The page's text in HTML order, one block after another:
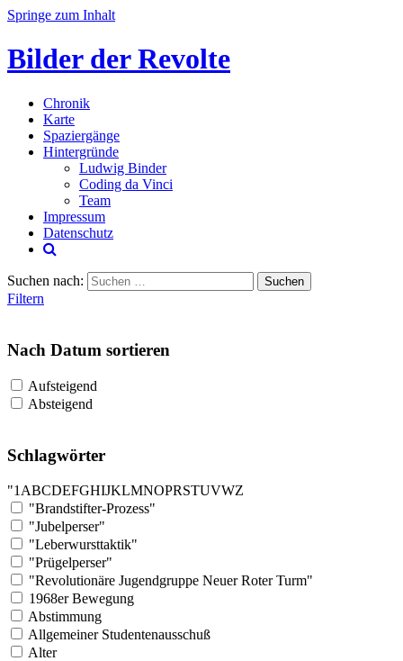
Springe zum Inhalt
Bilder der Revolte
Chronik
Karte
Spaziergänge
Hintergründe
Ludwig Binder
Coding da Vinci
Team
Impressum
Datenschutz
Suchen nach:
Filtern
Nach Datum sortieren
Aufsteigend
Absteigend
Schlagwörter
"1 ABCDEFGHIJKLMNOPRSTUVWZ
"Brandstifter-Prozess"
"Jubelperser"
"Leberwursttaktik"
"Prügelperser"
"Revolutionäre Jugendgruppe Neuer Roter Turm"
1968er Bewegung
Abstimmung
Allgemeiner Studentenausschuß
Alter